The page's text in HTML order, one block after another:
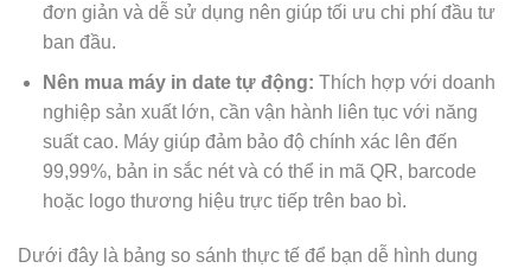
đơn giản và dễ sử dụng nên giúp tối ưu chi phí đầu tư
ban đầu.
Nên mua máy in date tự động: Thích hợp với doanh
nghiệp sản xuất lớn, cần vận hành liên tục với năng
suất cao. Máy giúp đảm bảo độ chính xác lên đến
99,99%, bản in sắc nét và có thể in mã QR, barcode
hoặc logo thương hiệu trực tiếp trên bao bì.
Dưới đây là bảng so sánh thực tế để bạn dễ hình dung